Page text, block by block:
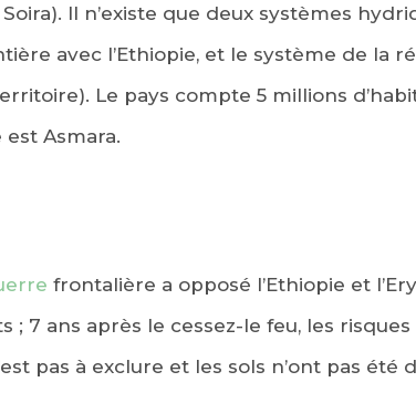
Il n’existe que deux systèmes
avec l’Ethiopie, et le système de la
Le pays compte 5 millions
Asmara.
frontalière a opposé l’Ethiopie et
; 7 ans après le cessez-le feu, les
pas à exclure et les sols n’ont pas été